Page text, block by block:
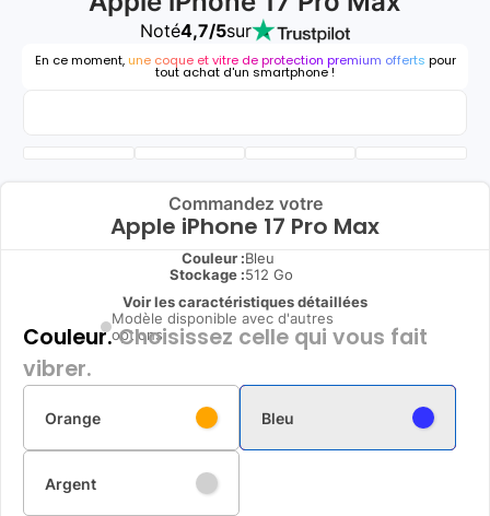
Noté4,7/5sur
En ce moment, une coque et vitre de protection premium offerts pour
tout achat d'un smartphone !
Commandez votre
Apple iPhone 17 Pro Max
Couleur :Bleu
Stockage :512 Go
Voir les caractéristiques détaillées
Modèle disponible avec d'autres
options
Couleur.Choisissez celle qui vous fait
vibrer.
Orange Bleu
Argent